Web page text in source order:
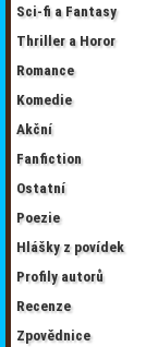
Sci-fi a Fantasy
Thriller a Horor
Romance
Komedie
Akční
Fanfiction
Ostatní
Poezie
Hlášky z povídek
Profily autorů
Recenze
Zpovědnice